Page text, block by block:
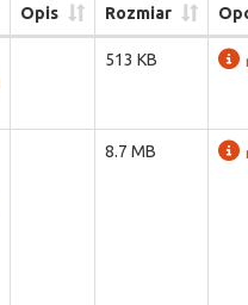
Opis Rozmiar
513 KB
8.7 MB